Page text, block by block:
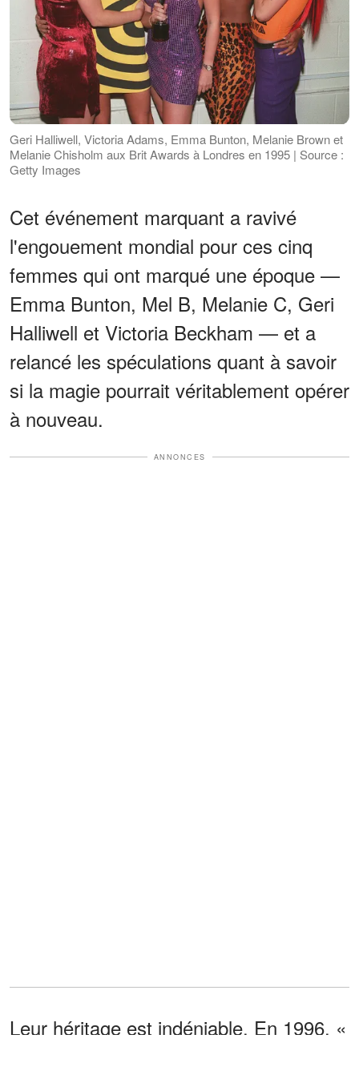
Geri Halliwell, Victoria Adams, Emma Bunton, Melanie Brown et
Melanie Chisholm aux Brit Awards à Londres en 1995 | Source :
Getty Images
Cet événement marquant a ravivé
l'engouement mondial pour ces cinq
femmes qui ont marqué une époque —
Emma Bunton, Mel B, Melanie C, Geri
Halliwell et Victoria Beckham — et a
relancé les spéculations quant à savoir
si la magie pourrait véritablement opérer
à nouveau.
ANNONCES
Leur héritage est indéniable. En 1996, «